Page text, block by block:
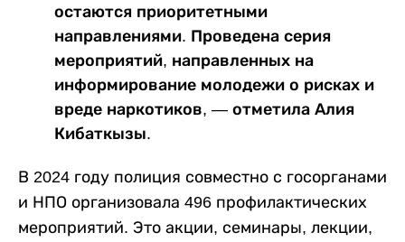
остаются приоритетными
направлениями. Проведена серия
мероприятий, направленных на
информирование молодежи о рисках и
вреде наркотиков, — отметила Алия
Кибаткызы.
В 2024 году полиция совместно с госорганами
и НПО организовала 496 профилактических
мероприятий. Это акции, семинары, лекции,